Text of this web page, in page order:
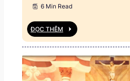
6 Min Read
ĐỌC THÊM